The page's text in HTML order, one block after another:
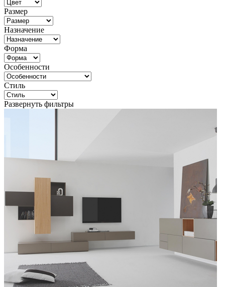
Размер
Назначение
Форма
Особенности
Стиль
Развернуть фильтры